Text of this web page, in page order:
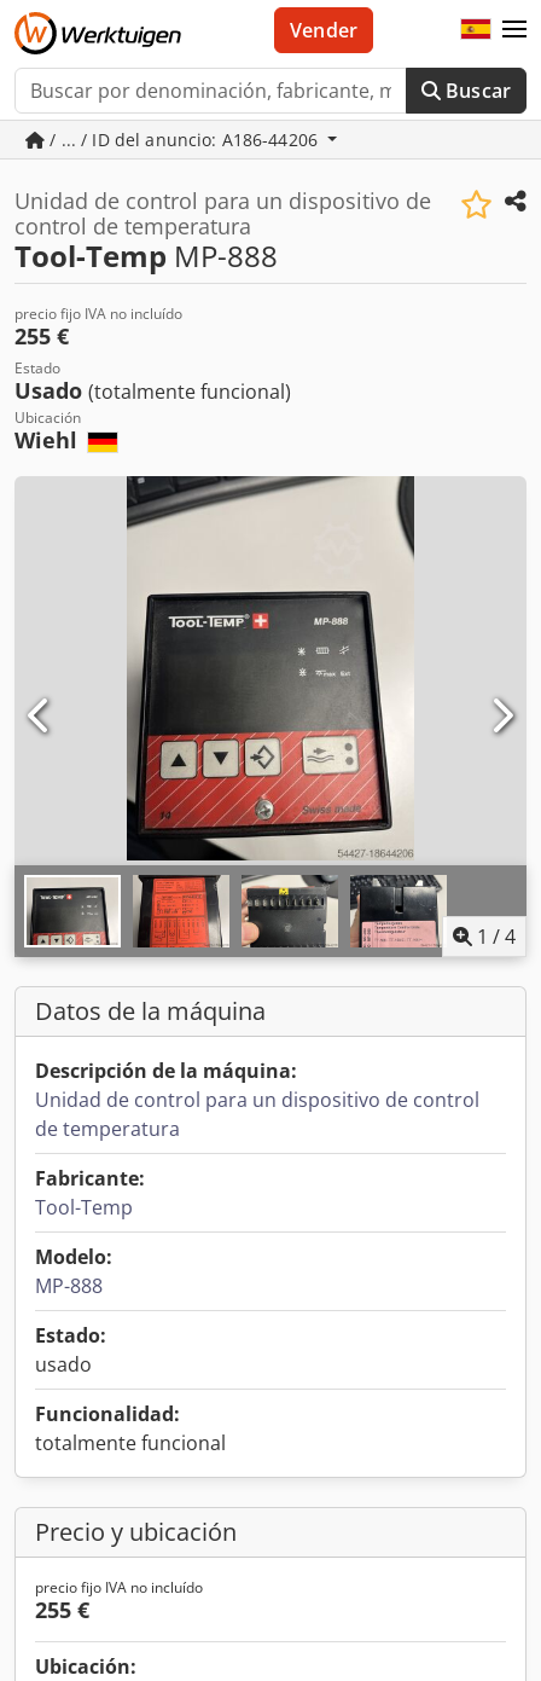
Buscar
Vender
/ ... / ID del anuncio: A186-44206
Unidad de control para un dispositivo de
control de temperatura
Tool-Temp MP-888
precio fijo IVA no incluído
255 €
Estado
Usado (totalmente funcional)
Ubicación
Wiehl
1 /4
Datos de la máquina
Descripción de la máquina:
Unidad de control para un dispositivo de control
de temperatura
Fabricante:
Tool-Temp
Modelo:
MP-888
Estado:
usado
Funcionalidad:
totalmente funcional
Precio y ubicación
precio fijo IVA no incluído
255 €
Ubicación: